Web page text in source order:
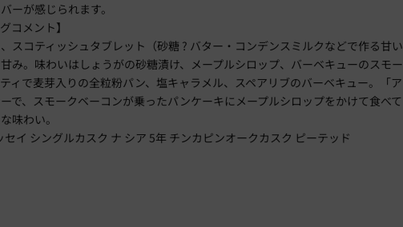
ーが感じられます。
コメント】
スコティッシュタブレット（砂糖 ? バター・コンデンスミルクなどで作る甘い
み。味わいはしょうがの砂糖漬け、メープルシロップ、バーベキューのスモー
ィで麦芽入りの全粒粉パン、塩キャラメル、スペアリブのバーベキュー。「ア
で、スモークベーコンが乗ったパンケーキにメープルシロップをかけて食べて
味わい。
セイ シングルカスク ナ シア 5年 チンカピンオークカスク ピーテッド